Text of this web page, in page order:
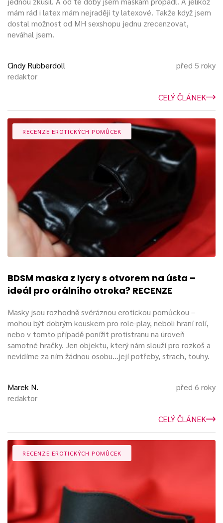
připravil, dokáže submisivního jedince kvalitě vzrušit.
Dominantní z páru je zase vzrušen a opojenpocitem moci
nad svým otrokem. Použití masky dokáže otroka ponížit až
odosobnit.
Člověk v kukle již není člověk, jehož názory a pocity někoho
zajímají. Byl postaven do role pouhé sexuální hračky, která
nemá
jiný důvod existence
, než plnit přání svého majitele.
Zvláštním typem masek jsou masky znázorňující hlavy
zvířat, třeba psa nebo kočky.
Stylizace do zvířete degraduje z pozice člověka na úroveň
zvířete. Ponížení je tak ještě intenzivnější. Dalším důvodem
pro zvířecí masky může být skrytá nebo přiznaná zoofilie.
dostačující, nelze proti této aktivitě nic namítat. Zvířecí
masky najdou uplatnění i při hraní rolí.
Kukly s otvory v oblasti úst
Tento typ kukel je natolik důležitý, že si zaslouží zvláštní
odstavec.PO odkrytí často následuje orální sex a různé
další lízací aktivity. Pán poručí otrokovi něco olízat a u toho
Otrok netuší, co líže a tato nevědomost ho děsí a vzrušuje
vzápětí se věnuje penisu. Pokud svého pána neuspokojí,
může následovat trest v podobě ubrání vzduchu, nebo
aplikace roubíku.
Možností na použití kukel je mnoho, občas si najdou cestu i
do ložnic párů, které
, ale rádi zkouší
nové věci při cestě za pestřejším sexuálním životem.
mám rád i latex mám nejraději ty latexové. Takže když jsem
dostal možnost od MH sexshopu jednu zrecenzovat,
neváhal jsem.
Cindy Rubberdoll
redaktor
před 5 roky
CELÝ ČLÁNEK
RECENZE EROTICKÝCH POMŮCEK
BDSM maska z lycry s otvorem na ústa –
ideál pro orálního otroka? RECENZE
Masky jsou rozhodně svéráznou erotickou pomůckou –
mohou být dobrým kouskem pro role-play, neboli hraní rolí,
nebo v tomto případě ponížit protistranu na úroveň
samotné hračky. Jen objektu, který nám slouží pro rozkoš a
nevidíme za ním žádnou osobu...její potřeby, strach, touhy.
Marek N.
redaktor
před 6 roky
CELÝ ČLÁNEK
RECENZE EROTICKÝCH POMŮCEK